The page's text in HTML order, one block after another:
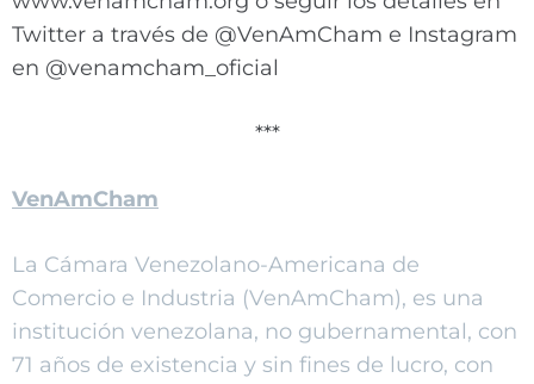
Twitter a través de @VenAmCham e Instagram
en @venamcham_oficial
***
VenAmCham
La Cámara Venezolano-Americana de
Comercio e Industria (VenAmCham), es una
institución venezolana, no gubernamental, con
71 años de existencia y sin fines de lucro, con